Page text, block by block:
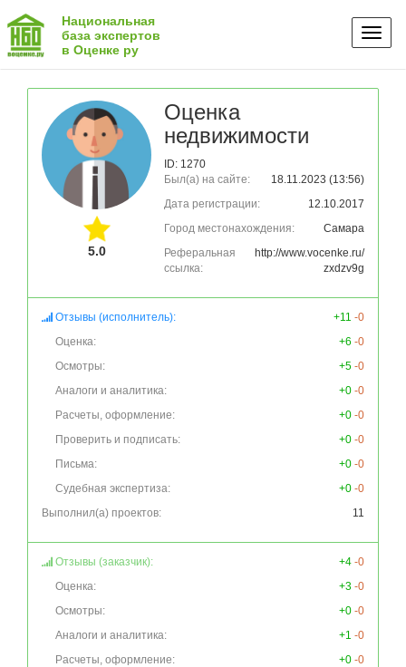
Национальная
база экспертов
в Оценке ру
5.0
Оценка
недвижимости
ID: 1270
Был(а) на сайте:
18.11.2023 (13:56)
Дата регистрации:
12.10.2017
Город местонахождения:
Самара
Реферальная
ссылка:
http://www.vocenke.ru/
zxdzv9g
Отзывы (исполнитель): +11 -0
Оценка:
+6 -0
Осмотры:
+5 -0
Аналоги и аналитика:
+0 -0
Расчеты, оформление:
+0 -0
Проверить и подписать:
+0 -0
Письма:
+0 -0
Судебная экспертиза:
+0 -0
Выполнил(а) проектов:
11
Отзывы (заказчик): +4 -0
Оценка:
+3 -0
Осмотры:
+0 -0
Аналоги и аналитика:
+1 -0
Расчеты, оформление:
+0 -0